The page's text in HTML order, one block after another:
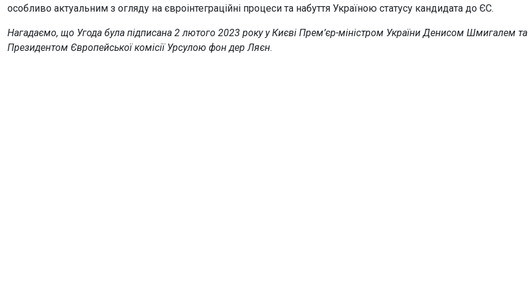
особливо актуальним з огляду на євроінтеграційні процеси та набуття Україною статусу кандидата до ЄС.
Нагадаємо, що Угода була підписана 2 лютого 2023 року у Києві Прем’єр-міністром України Денисом Шмигалем та
Президентом Європейської комісії Урсулою фон дер Ляєн.